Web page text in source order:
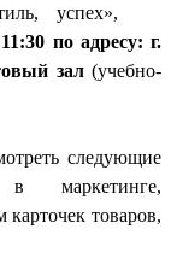
стиль, успех»,
по адресу: г.
зал(учебно-
следующие
маркетинге,
товаров,